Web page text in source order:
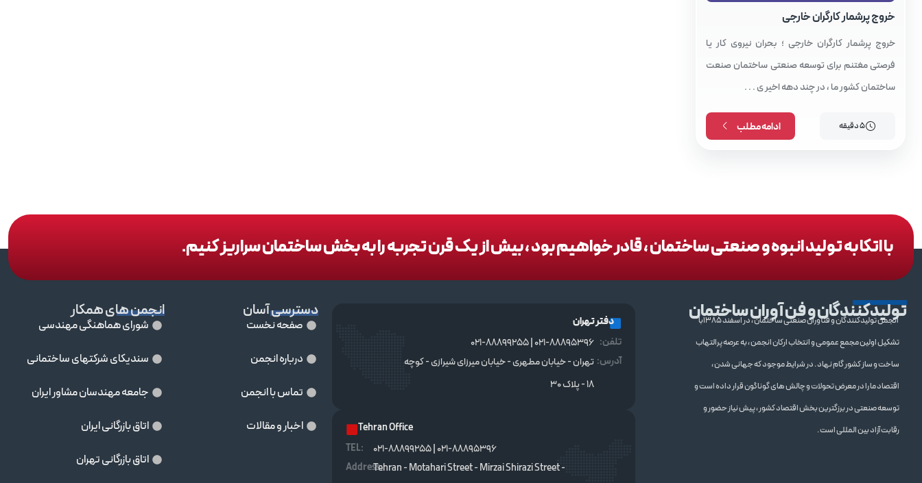
خروج پرشمار کارگران خارجی
خروج پرشمار کارگران خارجی ؛ بحران نیروی کار یا
فرصتی مغتنم برای توسعه صنعتی ساختمان صنعت
ساختمان کشور ما ، در چند دهه اخیر ی . . .
5 دقیقه ادامه مطلب
با اتکا به تولید انبوه و صنعتی ساختمان ، قادر خواهیم بود ، بیش از یک قرن تجربه را به بخش ساختمان سراریز کنیم.
تولیدکنندگان و فن آوران ساختمان
انجمن تولیدکنندگان و فنآوران صنعتی ساختمان ، در اسفند 1385با
تشکیل اولین مجمع عمومی و انتخاب ارکان انجمن ، به عرصه پرالتهاب
ساخت و ساز کشور گام نهاد . در شرایط موجود که جهانی شدن ،
اقتصاد ما را در معرض تحولات و چالش های گوناگون قرار داده است و
توسعه صنعتی در برزگترین بخش اقتصاد کشور ، پیش نیاز حضور و
رقابت آزاد بین المللی است .
دفتر تهران
تلفن: 021-88895396 | 021-88899255
آدرس: تهران - خیابان مطهری - خیابان میرزای شیرازی - کوچه
۱۸ - پلاک ۳۰
Tehran Office
TEL :
021-88895396 | 021-88899255
Address:Tehran - Motahari Street - Mirzai Shirazi Street -
دسترسی آسان
صفحه نخست
درباره انجمن
تماس با انجمن
اخبار و مقالات
انجمن های همکار
شورای هماهنگی مهندسی
سندیکای شرکتهای ساختمانی
جامعه مهندسان مشاور ايران
اتاق بازرگانی ایران
اتاق بازرگانی تهران